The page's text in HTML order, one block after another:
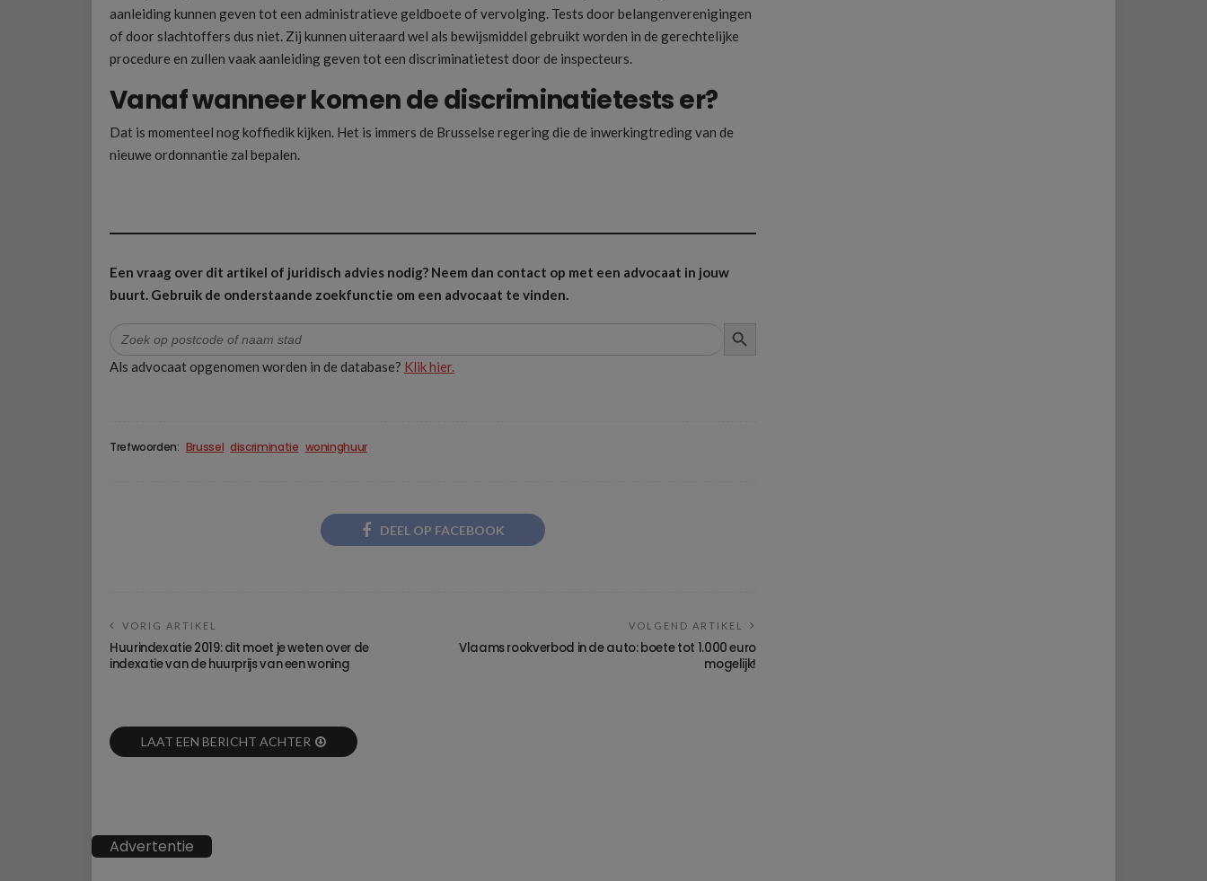
aanleiding kunnen geven tot een administratieve geldboete of vervolging. Tests door belangenverenigingen
of door slachtoffers dus niet. Zij kunnen uiteraard wel als bewijsmiddel gebruikt worden in de gerechtelijke
procedure en zullen vaak aanleiding geven tot een discriminatietest door de inspecteurs.
Vanaf wanneer komen de discriminatietests er?
Dat is momenteel nog koffiedik kijken. Het is immers de Brusselse regering die de inwerkingtreding van de
nieuwe ordonnantie zal bepalen.
Een vraag over dit artikel of juridisch advies nodig? Neem dan contact op met een advocaat in jouw
buurt. Gebruik de onderstaande zoekfunctie om een advocaat te vinden.
Zoek
naar:
ZOEKKNOP
Als advocaat opgenomen worden in de database? Klik hier.
Trefwoorden: Brussel discriminatie woninghuur
DEEL OP FACEBOOK
VORIG ARTIKEL
Huurindexatie 2019: dit moet je weten over de
indexatie van de huurprijs van een woning
VOLGEND ARTIKEL
Vlaams rookverbod in de auto: boete tot 1.000 euro
mogelijk!
LAAT EEN BERICHT ACHTER
Advertentie